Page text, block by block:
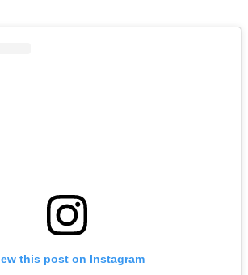
this post on Instagram